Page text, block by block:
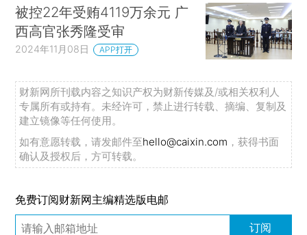
被控22年受贿4119万余元 广
西高官张秀隆受审
2024年11月08日 APP打开
财新网所刊载内容之知识产权为财新传媒及/或相关权利人
专属所有或持有。未经许可，禁止进行转载、摘编、复制及
建立镜像等任何使用。
如有意愿转载，请发邮件至hello@caixin.com ，获得书面
确认及授权后，方可转载。
免费订阅财新网主编精选版电邮
订阅